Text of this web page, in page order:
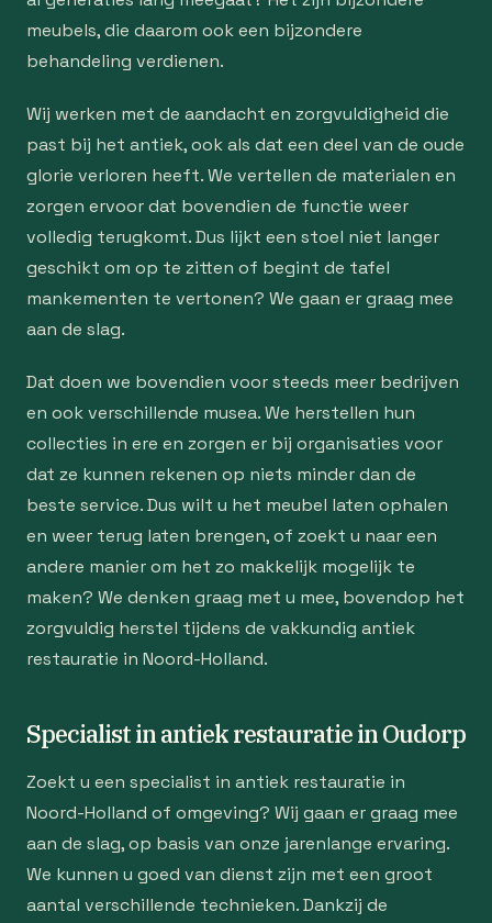
meubels, die daarom ook een bijzondere
behandeling verdienen.
Wij werken met de aandacht en zorgvuldigheid die
past bij het antiek, ook als dat een deel van de oude
glorie verloren heeft. We vertellen de materialen en
zorgen ervoor dat bovendien de functie weer
volledig terugkomt. Dus lijkt een stoel niet langer
geschikt om op te zitten of begint de tafel
mankementen te vertonen? We gaan er graag mee
aan de slag.
Dat doen we bovendien voor steeds meer bedrijven
en ook verschillende musea. We herstellen hun
collecties in ere en zorgen er bij organisaties voor
dat ze kunnen rekenen op niets minder dan de
beste service. Dus wilt u het meubel laten ophalen
en weer terug laten brengen, of zoekt u naar een
andere manier om het zo makkelijk mogelijk te
maken? We denken graag met u mee, bovendop het
zorgvuldig herstel tijdens de vakkundig antiek
restauratie in Noord-Holland.
Specialist in antiek restauratie in Oudorp
Zoekt u een specialist in antiek restauratie in
Noord-Holland of omgeving? Wij gaan er graag mee
aan de slag, op basis van onze jarenlange ervaring.
We kunnen u goed van dienst zijn met een groot
aantal verschillende technieken. Dankzij de